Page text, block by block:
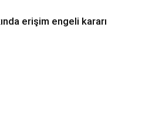
erişim engeli kararı